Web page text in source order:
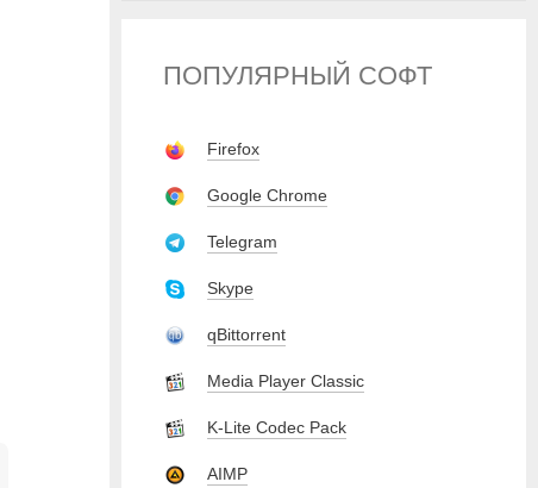
ПОПУЛЯРНЫЙ СОФТ
Firefox
Google Chrome
Telegram
Skype
qBittorrent
Media Player Classic
K-Lite Codec Pack
AIMP